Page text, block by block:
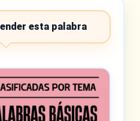
esta palabra